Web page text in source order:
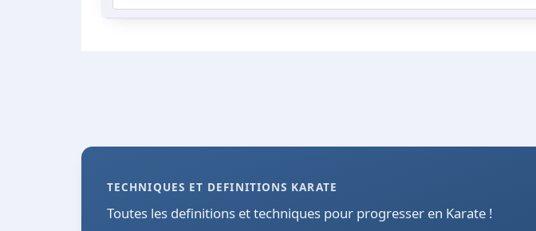
TECHNIQUES ET DEFINITIONS KARATE
Toutes les definitions et techniques pour progresser en Karate !